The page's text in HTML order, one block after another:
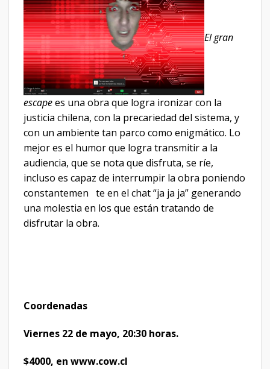
El gran
escapees una obra que logra ironizar con la
justicia chilena, con la precariedad del sistema, y
con un ambiente tan parco como enigmático. Lo
mejor es el humor que logra transmitir a la
audiencia, que se nota que disfruta, se ríe,
incluso es capaz de interrumpir la obra poniendo
constantemen te en el chat “ja ja ja” generando
una molestia en los que están tratando de
disfrutar la obra.
Coordenadas
Viernes 22 de mayo, 20:30 horas.
$4000, en www.cow.cl